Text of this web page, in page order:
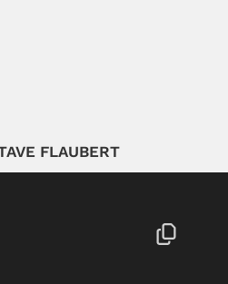
FLAUBERT